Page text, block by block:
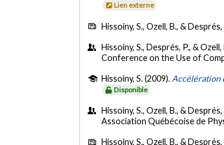
Lien externe
Hissoiny, S., Ozell, B., &
Hissoiny, S., Després, P., & Ozell,
Conference on the Use of
Hissoiny, S. (2009).Accélération
Disponible
Hissoiny, S., Ozell, B., &
Association Québécoise de
Hissoiny, S., Ozell, B., &